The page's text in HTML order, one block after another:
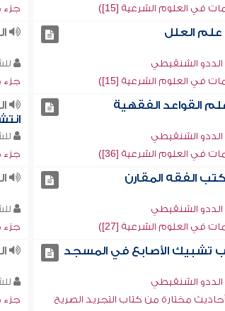
العلوم الشرعية [15])
جزء
العلل
الشنقيطي
العلوم الشرعية [15])
جزء
القواعد الفقهية
الشنقيطي
العلوم الشرعية [36])
جزء
الفقه المقارن
الشنقيطي
العلوم الشرعية [27])
جزء
تشبيك الأصابع في المسجد
الشنقيطي
مختارة من كتاب التجريد الصريح
جزء